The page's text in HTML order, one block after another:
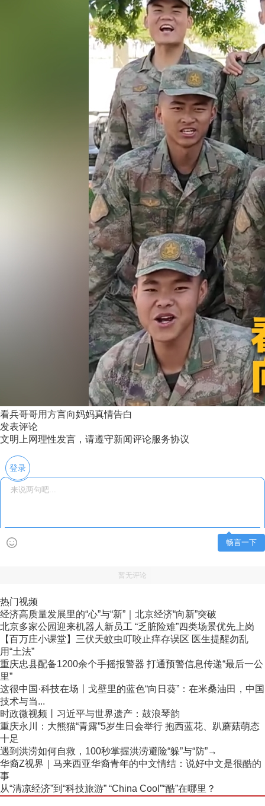
看兵哥哥用方言向妈妈真情告白
发表评论
文明上网理性发言，请遵守新闻评论服务协议
登录
畅言一下
暂无评论
热门视频
经济高质量发展里的“心”与“新”｜北京经济“向新”突破
北京多家公园迎来机器人新员工 “乏脏险难”四类场景优先上岗
【百万庄小课堂】三伏天蚊虫叮咬止痒存误区 医生提醒勿乱
用“土法”
重庆忠县配备1200余个手摇报警器 打通预警信息传递“最后一公
里”
这很中国·科技在场丨戈壁里的蓝色“向日葵”：在米桑油田，中国
技术与当...
时政微视频丨习近平与世界遗产：鼓浪琴韵
重庆永川：大熊猫“青露”5岁生日会举行 抱西蓝花、趴蘑菇萌态
十足
遇到洪涝如何自救，100秒掌握洪涝避险“躲”与“防”→
华裔Z视界｜马来西亚华裔青年的中文情结：说好中文是很酷的
事
从“清凉经济”到“科技旅游” “China Cool”“酷”在哪里？